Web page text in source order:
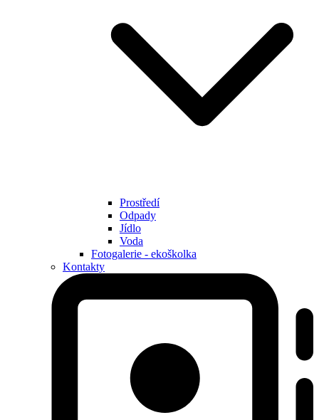
Prostředí
Odpady
Jídlo
Voda
Fotogalerie - ekoškolka
Kontakty